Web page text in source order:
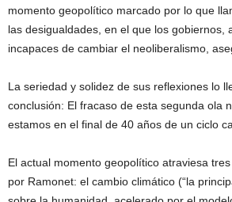
momento geopolítico marcado por lo que
las desigualdades, en el que los gobiernos,
incapaces de cambiar el neoliberalismo,
La seriedad y solidez de sus reflexiones lo
conclusión: El fracaso de esta segunda ola
estamos en el final de 40 años de un ciclo
El actual momento geopolítico atraviesa
por Ramonet: el cambio climático (“la